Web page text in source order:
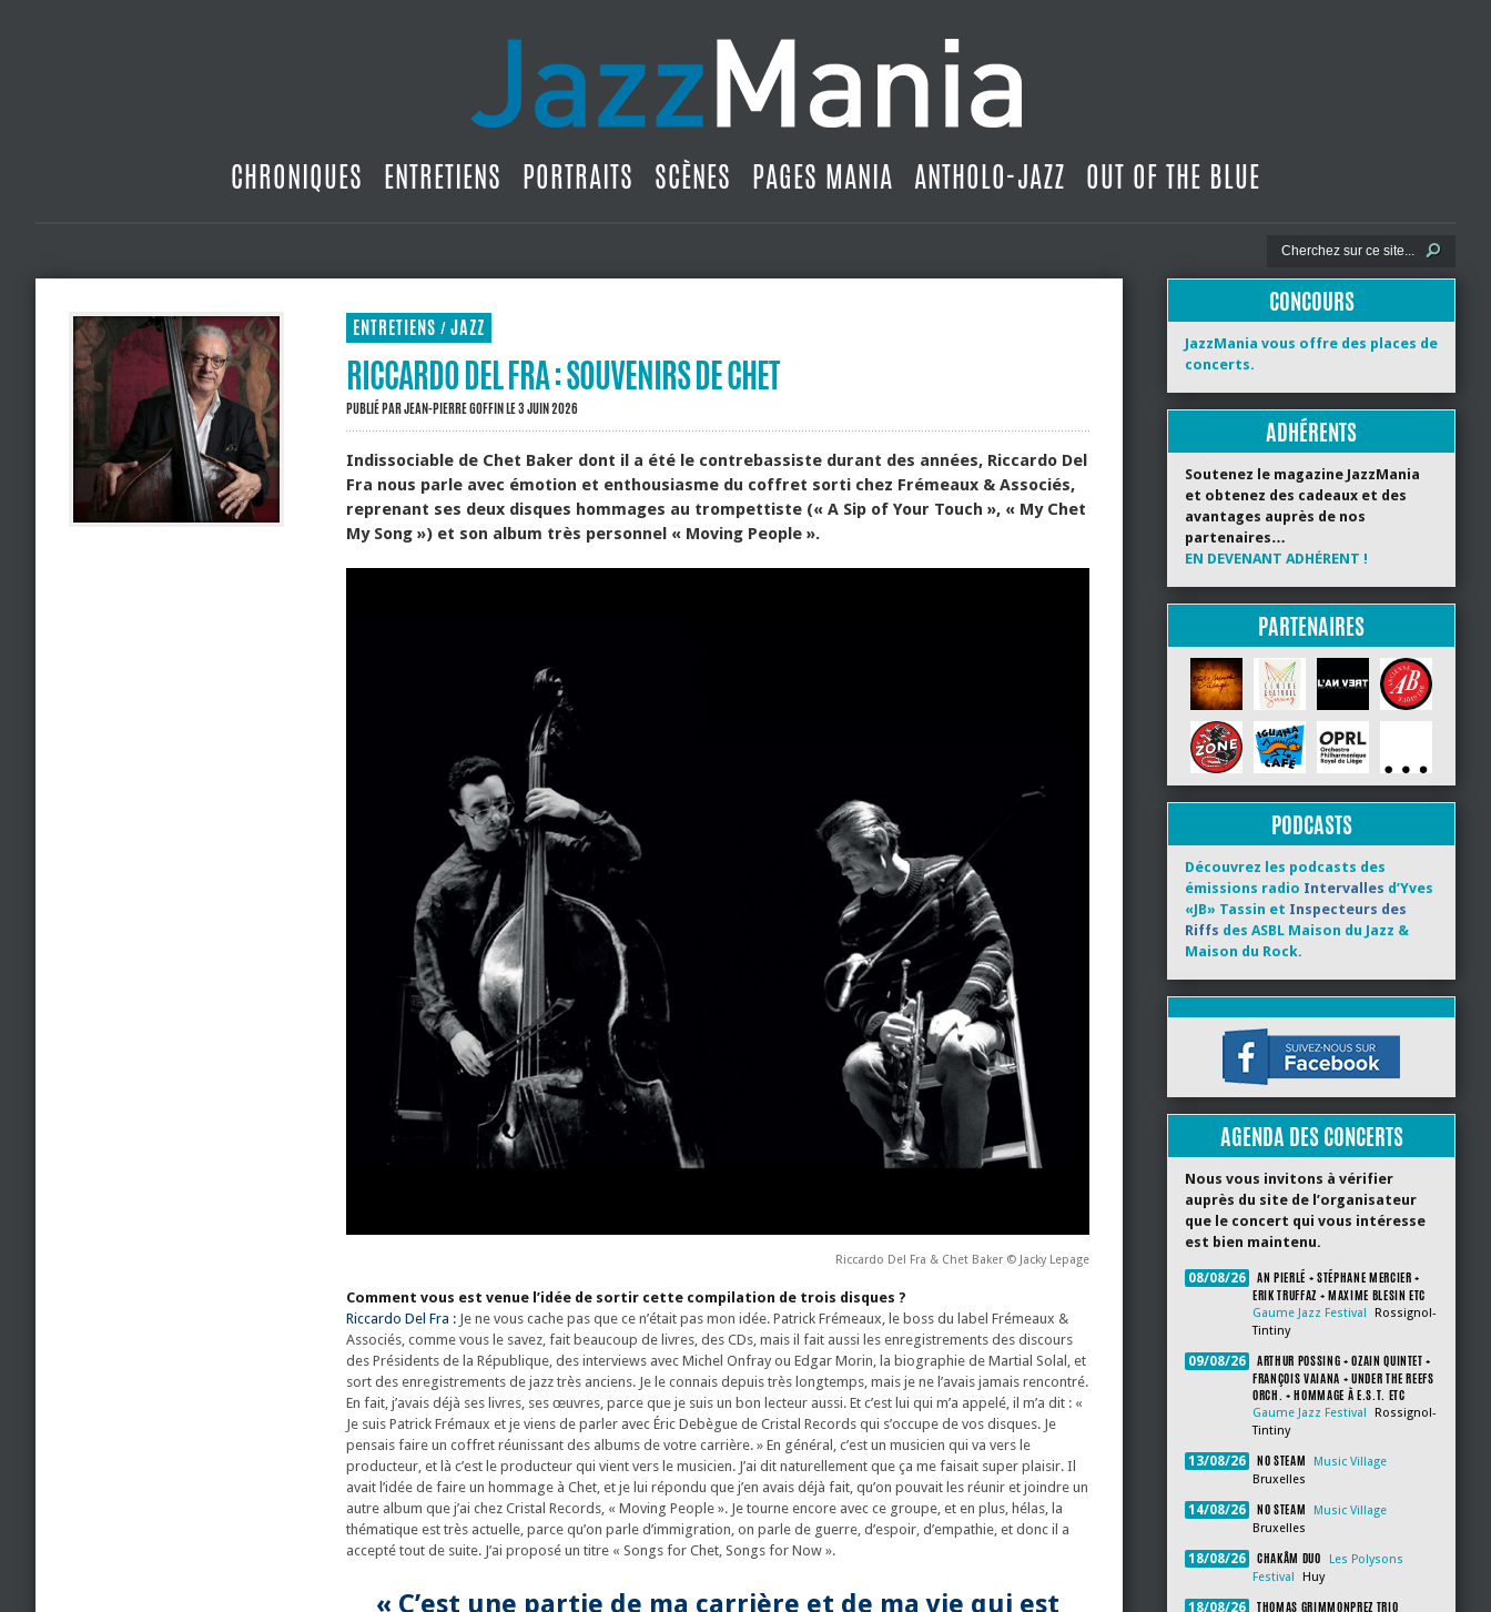
CHRONIQUES ENTRETIENS PORTRAITS SCÈNES PAGES MANIA ANTHOLO-JAZZ OUT OF THE BLUE
ENTRETIENS / JAZZ
RICCARDO DEL FRA : SOUVENIRS DE CHET
PUBLIÉ PARJEAN-PIERRE GOFFINLE 3 JUIN 2026
Indissociable de Chet Baker dont il a été le contrebassiste durant des années, Riccardo Del
Fra nous parle avec émotion et enthousiasme du coffret sorti chez Frémeaux & Associés,
reprenant ses deux disques hommages au trompettiste (« A Sip of Your Touch », « My Chet
My Song ») et son album très personnel « Moving People ».
Riccardo Del Fra & Chet Baker © Jacky Lepage
Comment vous est venue l’idée de sortir cette compilation de trois disques ?
Riccardo Del Fra : Je ne vous cache pas que ce n’était pas mon idée. Patrick Frémeaux, le boss du label Frémeaux &
Associés, comme vous le savez, fait beaucoup de livres, des CDs, mais il fait aussi les enregistrements des discours
des Présidents de la République, des interviews avec Michel Onfray ou Edgar Morin, la biographie de Martial Solal, et
sort des enregistrements de jazz très anciens. Je le connais depuis très longtemps, mais je ne l’avais jamais rencontré.
En fait, j’avais déjà ses livres, ses œuvres, parce que je suis un bon lecteur aussi. Et c’est lui qui m’a appelé, il m’a dit : «
Je suis Patrick Frémaux et je viens de parler avec Éric Debègue de Cristal Records qui s’occupe de vos disques. Je
pensais faire un coffret réunissant des albums de votre carrière. » En général, c’est un musicien qui va vers le
producteur, et là c’est le producteur qui vient vers le musicien. J’ai dit naturellement que ça me faisait super plaisir. Il
avait l’idée de faire un hommage à Chet, et je lui répondu que j’en avais déjà fait, qu’on pouvait les réunir et joindre un
autre album que j’ai chez Cristal Records, « Moving People ». Je tourne encore avec ce groupe, et en plus, hélas, la
thématique est très actuelle, parce qu’on parle d’immigration, on parle de guerre, d’espoir, d’empathie, et donc il a
accepté tout de suite. J’ai proposé un titre « Songs for Chet, Songs for Now ».
« C’est une partie de ma carrière et de ma vie qui est
CONCOURS
JazzMania vous offre des places de
concerts.
ADHÉRENTS
Soutenez le magazine JazzMania
et obtenez des cadeaux et des
avantages auprès de nos
partenaires…
EN DEVENANT ADHÉRENT !
PARTENAIRES
PODCASTS
Découvrez les podcasts des
émissions radio Intervalles d’Yves
«JB» Tassin et Inspecteurs des
Riffs des ASBL Maison du Jazz &
Maison du Rock.
AGENDA DES CONCERTS
Nous vous invitons à vérifier
auprès du site de l’organisateur
que le concert qui vous intéresse
est bien maintenu.
08/08/26
AN PIERLÉ + STÉPHANE MERCIER +
ERIK TRUFFAZ + MAXIME BLESIN ETC
Gaume Jazz Festival
Rossignol-
Tintiny
09/08/26
ARTHUR POSSING + OZAIN QUINTET +
FRANÇOIS VAIANA + UNDER THE REEFS
ORCH. + HOMMAGE À E.S.T. ETC
Gaume Jazz Festival
Rossignol-
Tintiny
13/08/26 NO STEAM
Music Village
Bruxelles
14/08/26 NO STEAM
Music Village
Bruxelles
18/08/26 CHAKÂM DUO
Les Polysons
Festival
Huy
18/08/26 THOMAS GRIMMONPREZ TRIO